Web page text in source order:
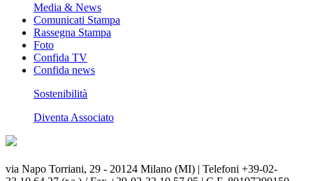
Media & News
Comunicati Stampa
Rassegna Stampa
Foto
Confida TV
Confida news
Sostenibilità
Diventa Associato
via Napo Torriani, 29 - 20124 Milano (MI) | Telefoni +39-02-